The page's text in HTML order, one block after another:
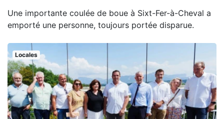
Une importante coulée de boue à Sixt-Fer-à-Cheval a
emporté une personne, toujours portée disparue.
Locales